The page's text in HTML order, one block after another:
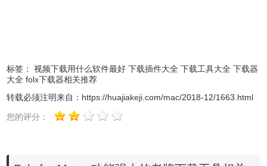
义选项也让你管理下载文件变得更加得心应手。以下从几个
方面详细介绍它的优点：
1、计划下载任务（PRO版）
启动相应的下载任务，不管下载还是暂停等操作，都可以通
标签： 视频下载用什么软件最好 下载插件大全 下载工具大全 下载器
大全 folx下载器相关推荐
转载必须注明来自： https://huajiakeji.com/mac/2018-12/1663.html
您的评分：